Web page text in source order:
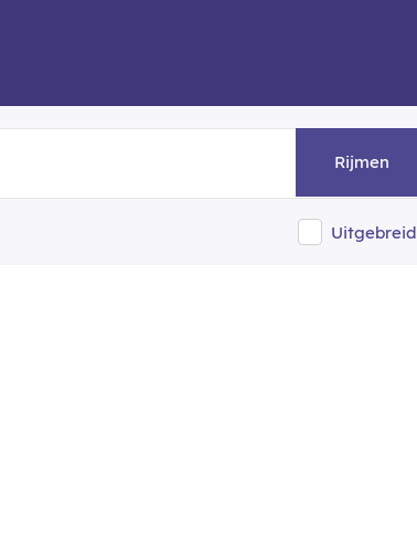
Rijmen
Uitgebreid